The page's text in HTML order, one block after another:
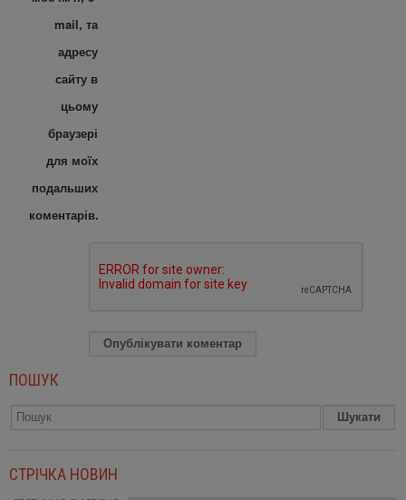
mail, та
адресу
сайту в
цьому
браузері
для моїх
подальших
коментарів.
ПОШУК
СТРІЧКА НОВИН